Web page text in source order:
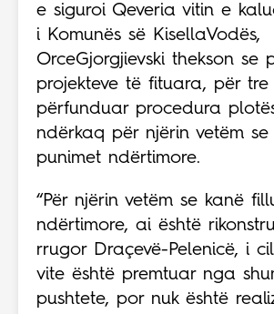
e siguroi Qeveria vitin e
i Komunës së KisellaVodës,
OrceGjorgjievski thekson se
projekteve të fituara, për tre
përfunduar procedura
ndërkaq për njërin vetëm
punimet ndërtimore.
“Për njërin vetëm se kanë
ndërtimore, ai është
rrugor Draçevë-Pelenicë, i
vite është premtuar nga
pushtete, por nuk është